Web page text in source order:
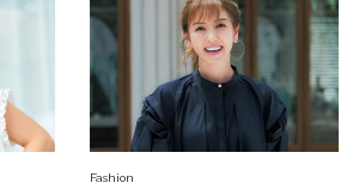
、役に立たなきゃ生きてちゃいかんか？」
千鶴子先生が問い直す“理想の老後”の呪縛
ンダー連載23】
2026.8.6Fashion